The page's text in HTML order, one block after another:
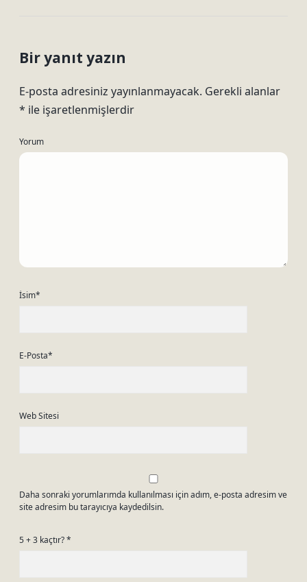
Bir yanıt yazın
E-posta adresiniz yayınlanmayacak. Gerekli alanlar
* ile işaretlenmişlerdir
Yorum
İsim*
E-Posta*
Web Sitesi
Daha sonraki yorumlarımda kullanılması için adım, e-posta adresim ve
site adresim bu tarayıcıya kaydedilsin.
5 + 3 kaçtır?*